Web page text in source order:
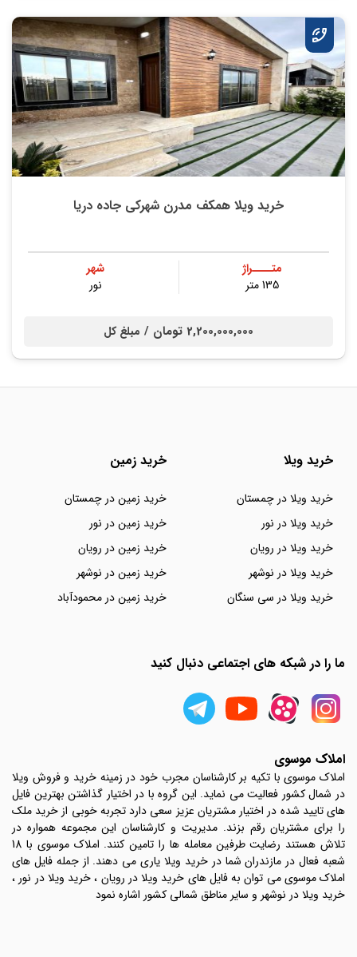
خرید ویلا همکف مدرن شهرکی جاده دریا
متــــراژ
135 متر
شهر
نور
2,200,000,000 تومان / مبلغ کل
خرید ویلا
خرید ویلا در چمستان
خرید ویلا در نور
خرید ویلا در رویان
خرید ویلا در نوشهر
خرید ویلا در سی سنگان
خرید زمین
خرید زمین در چمستان
خرید زمین در نور
خرید زمین در رویان
خرید زمین در نوشهر
خرید زمین در محمودآباد
ما را در شبکه های اجتماعی دنبال کنید
املاک موسوی
املاک موسوی با تکیه بر کارشناسان مجرب خود در زمینه خرید و فروش ویلا
در شمال کشور فعالیت می نماید. این گروه با در اختیار گذاشتن بهترین فایل
های تایید شده در اختیار مشتریان عزیز سعی دارد تجربه خوبی از خرید ملک
را برای مشتریان رقم بزند. مدیریت و کارشناسان این مجموعه همواره در
تلاش هستند رضایت طرفین معامله ها را تامین کنند. املاک موسوی با 18
شعبه فعال در مازندران شما در خرید ویلا یاری می دهند. از جمله فایل های
املاک موسوی می توان به فایل های خرید ویلا در رویان ، خرید ویلا در نور ،
خرید ویلا در نوشهر و سایر مناطق شمالی کشور اشاره نمود